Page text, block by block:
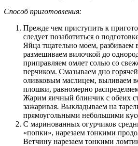
Способ приготовления:
Прежде чем приступить к
следует позаботиться о
Яйца тщательно моем, разбиваем
размешиваем вилочкой до
приправляем омлет солью со
перчиком. Смазываем дно
оливковым маслицем, выливаем
плошки, равномерно
Жарим яичный блинчик с обеих
зажаривая. Выкладываем на
прямоугольными небольшими
С маринованных огурчиков
«попки», нарезаем тонкими
Ветчину нарезаем тонкими